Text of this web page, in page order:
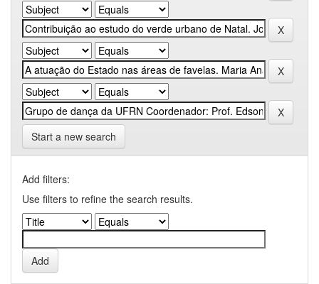
Start a new search
Add filters:
Use filters to refine the search results.